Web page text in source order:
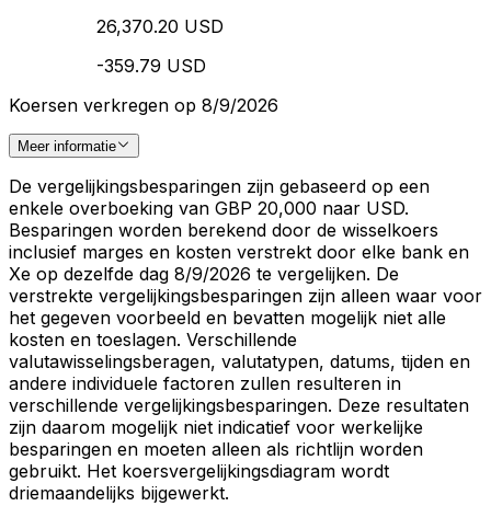
26,370.20 USD
-359.79 USD
Koersen verkregen op 8/9/2026
Meer informatie
De vergelijkingsbesparingen zijn gebaseerd op een
enkele overboeking van GBP 20,000 naar USD.
Besparingen worden berekend door de wisselkoers
inclusief marges en kosten verstrekt door elke bank en
Xe op dezelfde dag 8/9/2026 te vergelijken. De
verstrekte vergelijkingsbesparingen zijn alleen waar voor
het gegeven voorbeeld en bevatten mogelijk niet alle
kosten en toeslagen. Verschillende
valutawisselingsberagen, valutatypen, datums, tijden en
andere individuele factoren zullen resulteren in
verschillende vergelijkingsbesparingen. Deze resultaten
zijn daarom mogelijk niet indicatief voor werkelijke
besparingen en moeten alleen als richtlijn worden
gebruikt. Het koersvergelijkingsdiagram wordt
driemaandelijks bijgewerkt.